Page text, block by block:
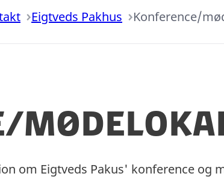
Eigtveds Pakhus Konference/
om Eigtveds Pakus' konference og